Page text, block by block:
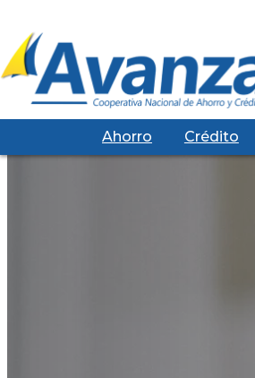
Ahorro Crédito